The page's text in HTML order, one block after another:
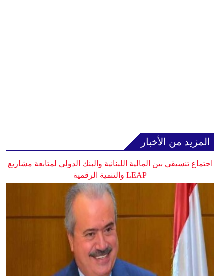
المزيد من الأخبار
اجتماع تنسيقي بين المالية اللبنانية والبنك الدولي لمتابعة مشاريع
LEAP والتنمية الرقمية